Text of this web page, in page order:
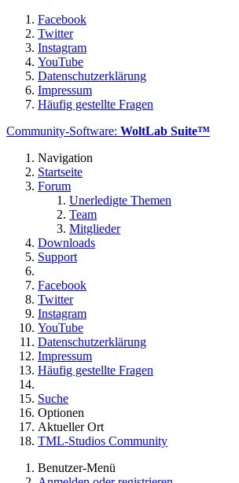
Facebook
Twitter
Instagram
YouTube
Datenschutzerklärung
Impressum
Häufig gestellte Fragen
Community-Software: WoltLab Suite™
Navigation
Startseite
Forum
Unerledigte Themen
Team
Mitglieder
Downloads
Support
Facebook
Twitter
Instagram
YouTube
Datenschutzerklärung
Impressum
Häufig gestellte Fragen
Suche
Optionen
Aktueller Ort
TML-Studios Community
Benutzer-Menü